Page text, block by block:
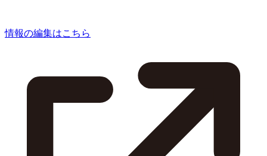
情報の編集はこちら